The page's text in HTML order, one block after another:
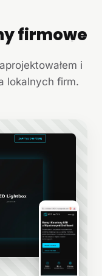
+
firmowe
i
lokalnych firm.